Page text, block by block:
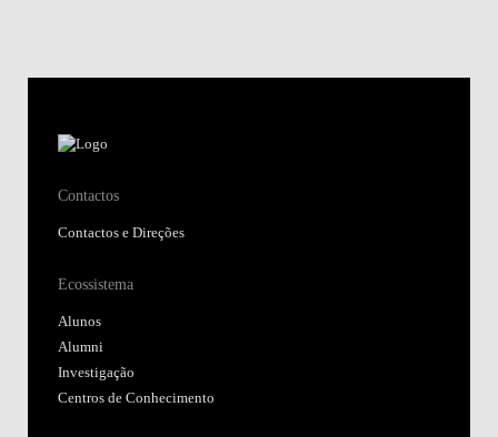
Contactos
Contactos e Direções
Ecossistema
Alunos
Alumni
Investigação
Centros de Conhecimento